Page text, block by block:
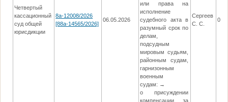
Четвертый
кассационный
суд общей
юрисдикции
8а-12008/2026
[88а-14565/2026]
06.05.2026
или права на
исполнение
судебного акта в
разумный срок по
делам,
подсудным
мировым судьям,
районным судам,
гарнизонным
военным
судам: →
о присуждении
компенсации за
Сергеев
С. С.